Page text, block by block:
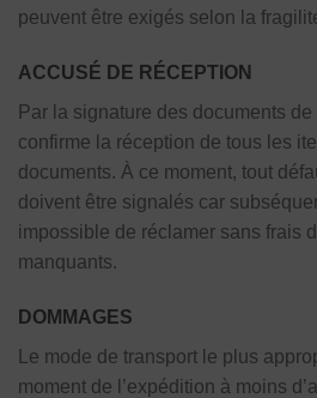
peuvent être exigés selon la
ACCUSÉ DE RÉCEPTION
Par la signature des documents
confirme la réception de tous les
documents. À ce moment, tout
doivent être signalés car
impossible de réclamer sans frais
manquants.
DOMMAGES
Le mode de transport le plus
moment de l’expédition à moins